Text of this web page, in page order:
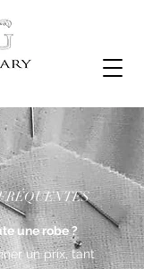
une robe ?
un prix, tant